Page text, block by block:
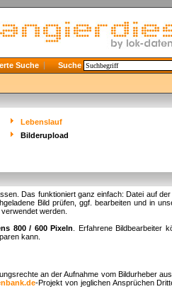
Suche Suche
Lebenslauf
Bilderupload
Das funktioniert ganz einfach: Datei auf
Bild prüfen, ggf. bearbeiten und in
werden.
800 / 600 Pixeln . Erfahrene Bildbearbeiter
kann.
an der Aufnahme vom Bildurheber
-Projekt von jeglichen Ansprüchen